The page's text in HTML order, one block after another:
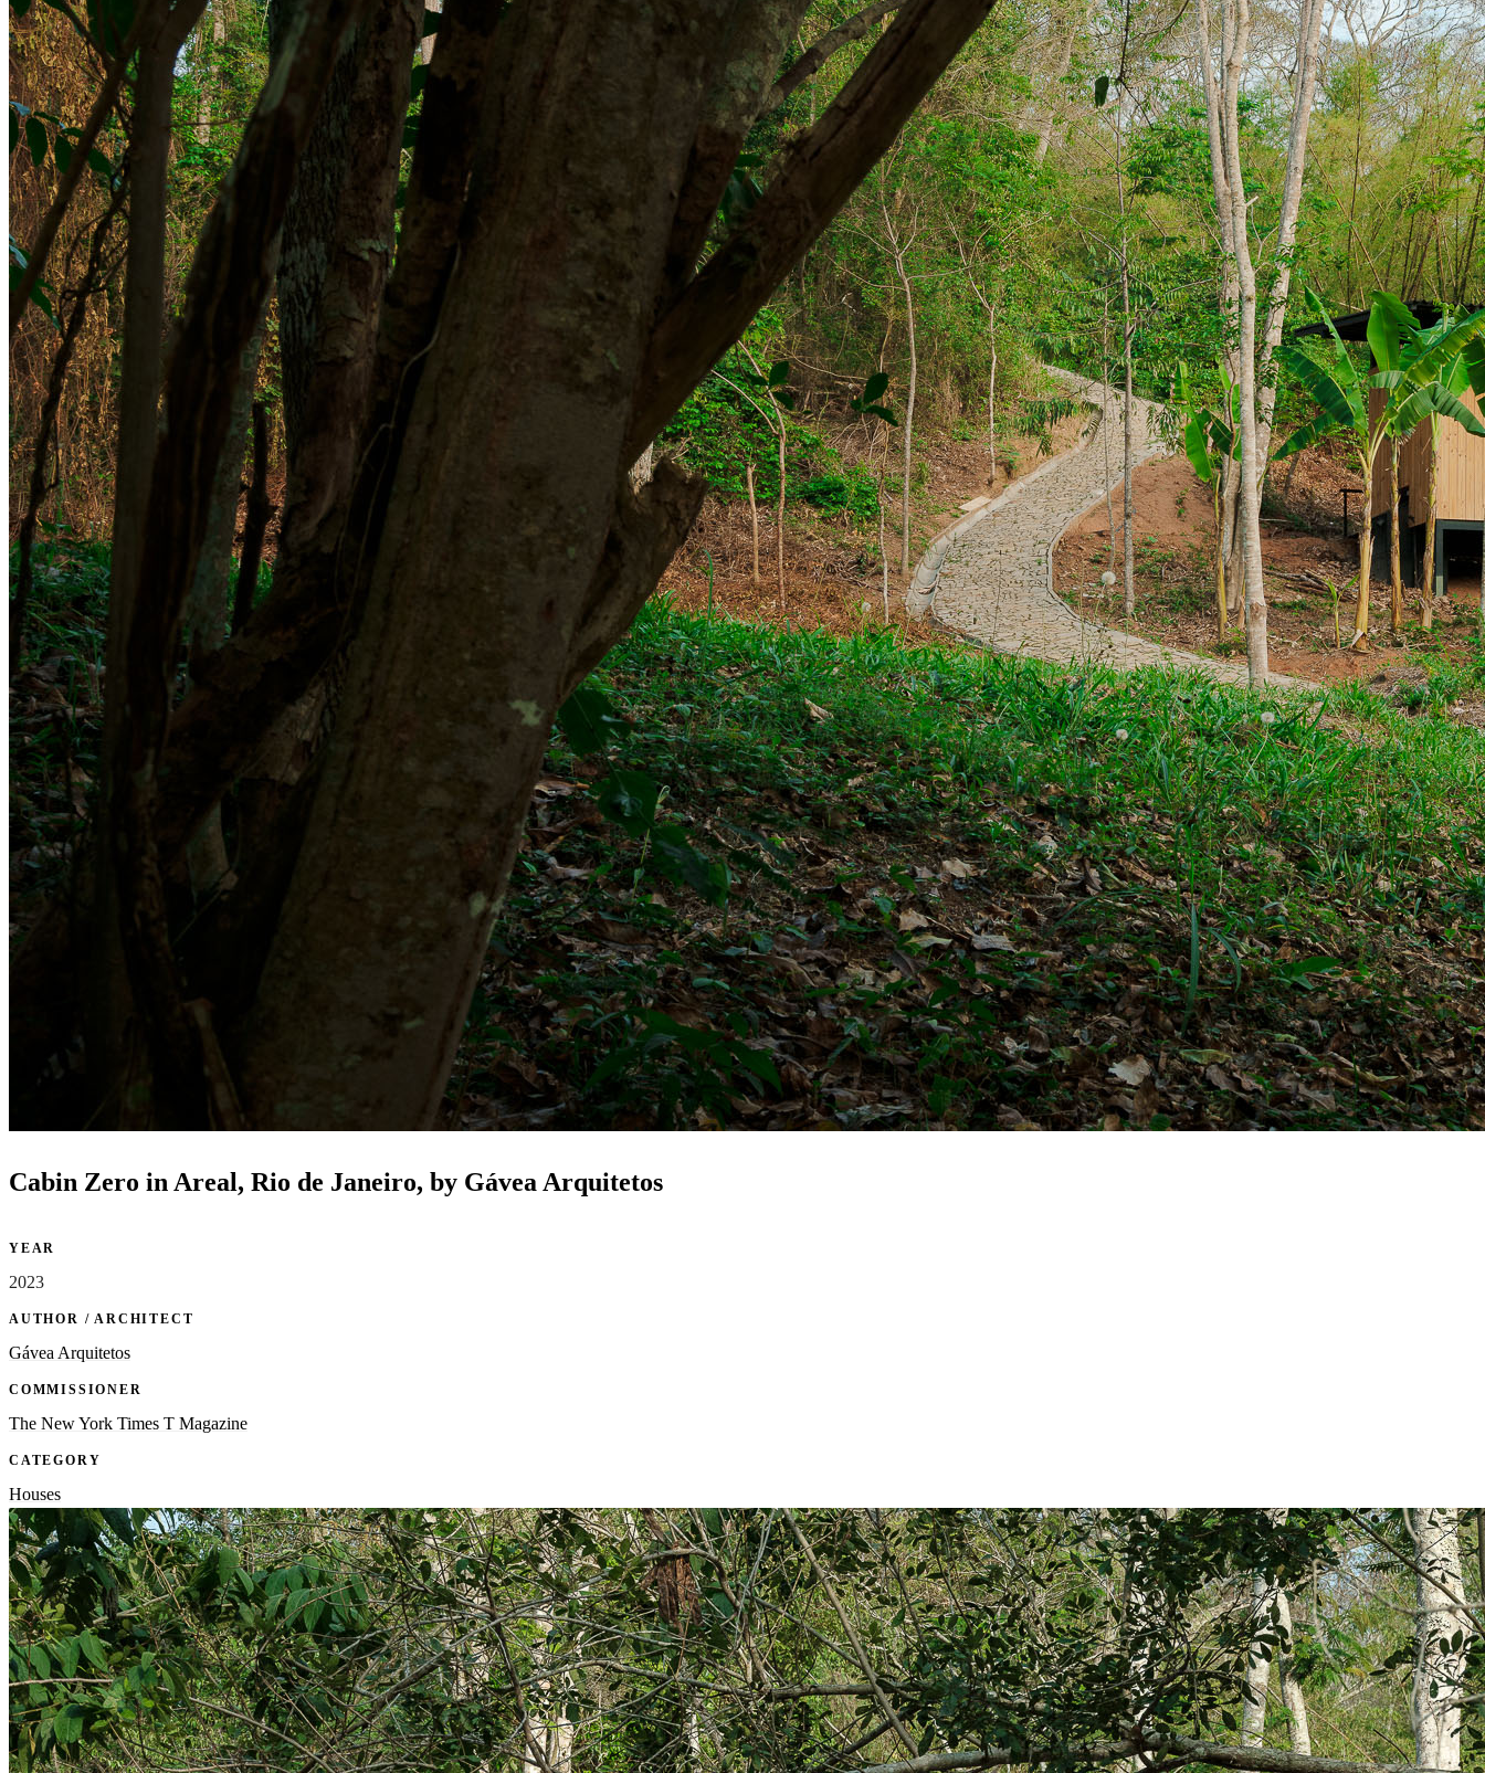
Cabin Zero in Areal, Rio de Janeiro, by Gávea Arquitetos
YEAR
2023
AUTHOR / ARCHITECT
Gávea Arquitetos
COMMISSIONER
The New York Times T Magazine
CATEGORY
Houses